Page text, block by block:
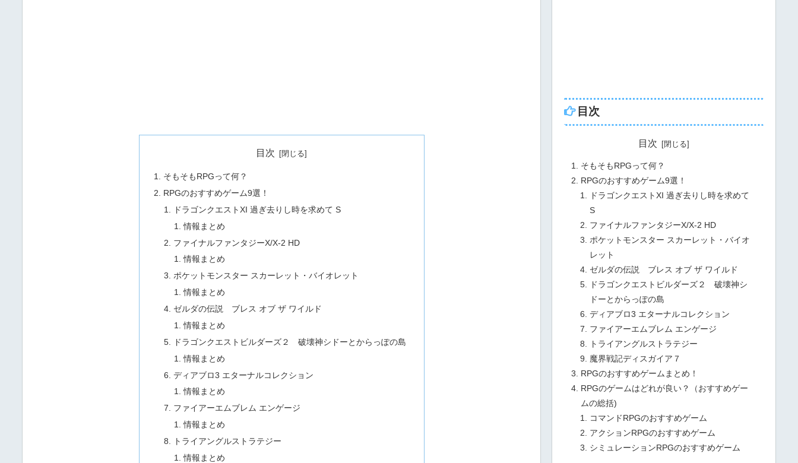
目次
そもそもRPGって何？
RPGのおすすめゲーム9選！
ドラゴンクエストXI 過ぎ去りし時を求めて S
情報まとめ
ファイナルファンタジーX/X-2 HD
情報まとめ
ポケットモンスター スカーレット・バイオレット
情報まとめ
ゼルダの伝説 ブレス オブ ザ ワイルド
情報まとめ
ドラゴンクエストビルダーズ２ 破壊神シドーとからっぽの島
情報まとめ
ディアブロ3 エターナルコレクション
情報まとめ
ファイアーエムブレム エンゲージ
情報まとめ
トライアングルストラテジー
情報まとめ
目次
目次
そもそもRPGって何？
RPGのおすすめゲーム9選！
ドラゴンクエストXI 過ぎ去りし時を求めて
S
ファイナルファンタジーX/X-2 HD
ポケットモンスター スカーレット・バイオ
レット
ゼルダの伝説 ブレス オブ ザ ワイルド
ドラゴンクエストビルダーズ２ 破壊神シ
ドーとからっぽの島
ディアブロ3 エターナルコレクション
ファイアーエムブレム エンゲージ
トライアングルストラテジー
魔界戦記ディスガイア７
RPGのおすすめゲームまとめ！
RPGのゲームはどれが良い？（おすすめゲー
ムの総括)
コマンドRPGのおすすめゲーム
アクションRPGのおすすめゲーム
シミュレーションRPGのおすすめゲーム